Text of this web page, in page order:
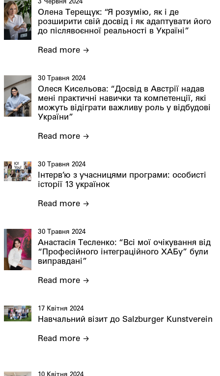
3 Червня 2024
Олена Терещук: “Я розумію, як і де
розширити свій досвід і як адаптувати його
до післявоєнної реальності в Україні”
Read more
30 Травня 2024
Олеся Кисельова: “Досвід в Австрії надав
мені практичні навички та компетенції, які
можуть відіграти важливу роль у відбудові
України”
Read more
30 Травня 2024
Інтерв’ю з учасницями програми: особисті
історії 13 українок
Read more
30 Травня 2024
Анастасія Тесленко: “Всі мої очікування від
“Професійного інтеграційного ХАБу” були
виправдані”
Read more
17 Квітня 2024
Навчальний візит до Salzburger Kunstverein
Read more